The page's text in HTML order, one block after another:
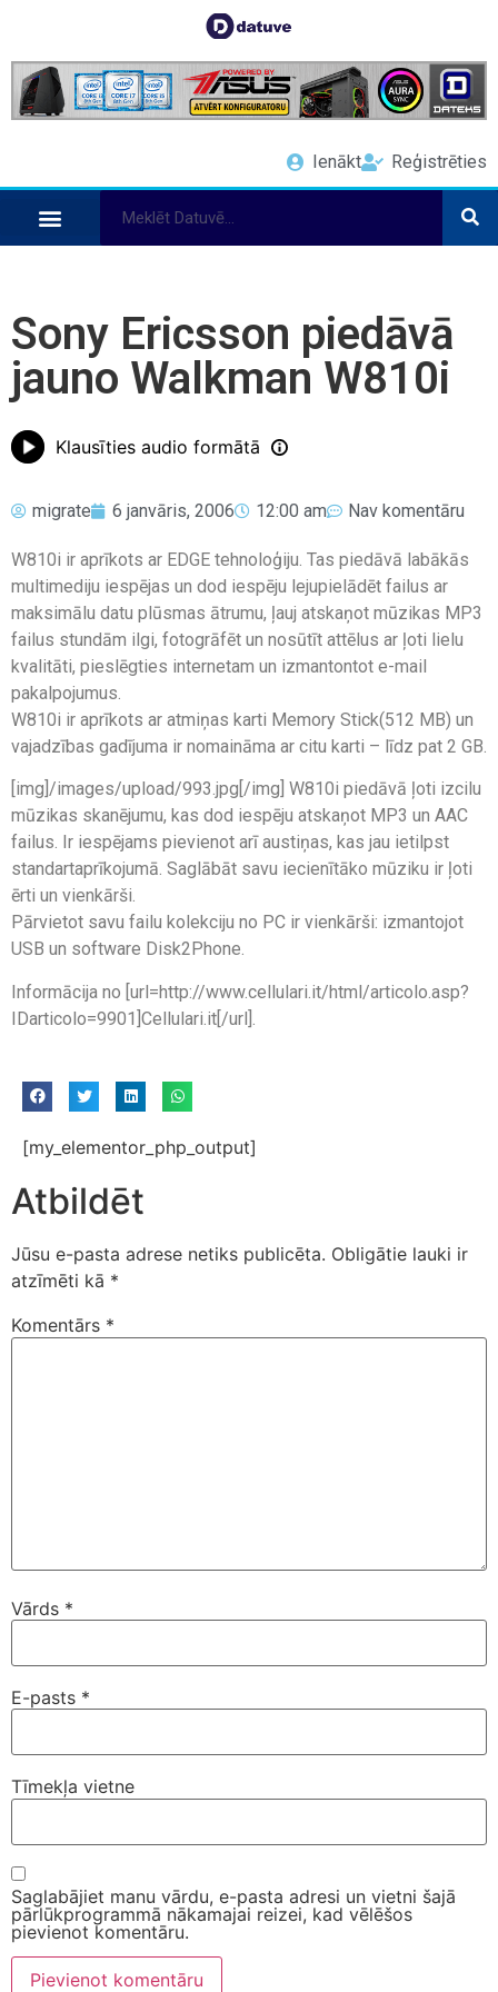
Ienākt Reģistrēties
Sony Ericsson piedāvā
jauno Walkman W810i
Klausīties audio formātā
migrate 6 janvāris, 2006 12:00 am Nav komentāru
W810i ir aprīkots ar EDGE tehnoloģiju. Tas piedāvā labākās
multimediju iespējas un dod iespēju lejupielādēt failus ar
maksimālu datu plūsmas ātrumu, ļauj atskaņot mūzikas MP3
failus stundām ilgi, fotogrāfēt un nosūtīt attēlus ar ļoti lielu
kvalitāti, pieslēgties internetam un izmantontot e-mail
pakalpojumus.
W810i ir aprīkots ar atmiņas karti Memory Stick(512 MB) un
vajadzības gadījuma ir nomaināma ar citu karti – līdz pat 2 GB.
[img]/images/upload/993.jpg[/img] W810i piedāvā ļoti izcilu
mūzikas skanējumu, kas dod iespēju atskaņot MP3 un AAC
failus. Ir iespējams pievienot arī austiņas, kas jau ietilpst
standartaprīkojumā. Saglābāt savu iecienītāko mūziku ir ļoti
ērti un vienkārši.
Pārvietot savu failu kolekciju no PC ir vienkārši: izmantojot
USB un software Disk2Phone.
Informācija no [url=http://www.cellulari.it/html/articolo.asp?
IDarticolo=9901]Cellulari.it[/url].
[my_elementor_php_output]
Atbildēt
Jūsu e-pasta adrese netiks publicēta. Obligātie lauki ir
atzīmēti kā *
Komentārs *
Vārds *
E-pasts *
Tīmekļa vietne
Saglabājiet manu vārdu, e-pasta adresi un vietni šajā
pārlūkprogrammā nākamajai reizei, kad vēlēšos
pievienot komentāru.